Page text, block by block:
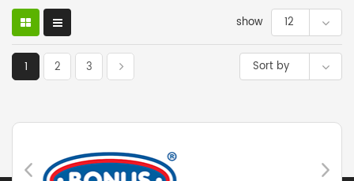
show 12
Sort by
1 2 3